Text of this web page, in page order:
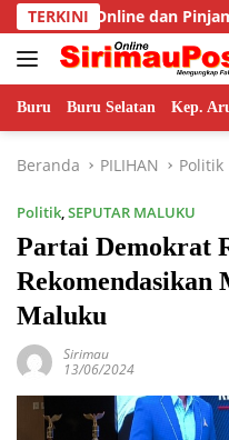
Langsung
ke
konten
TERKINIIlegal
Buru Buru Selatan Kep.
Beranda PILIHAN Politik
Politik,SEPUTAR MALUKU
Partai Demokrat
Maluku
Sirimau
13/06/2024